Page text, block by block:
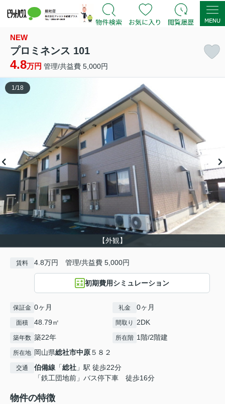
NEW
プロミネンス 101
4.8万円 管理/共益費 5,000円
【外観】
1 /18
賃料 4.8万円 管理/共益費 5,000円
初期費用シミュレーション
保証金 0ヶ月 礼金 0ヶ月
面積 48.79㎡ 間取り 2DK
築年数 築22年 所在階 1階/2階建
所在地 岡山県総社市中原５８２
交通 伯備線 「総社 」駅 徒歩22分
「鉄工団地前」バス停下車 徒歩16分
物件の特徴